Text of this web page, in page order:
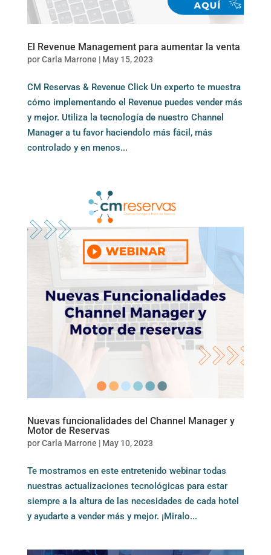
El Revenue Management para aumentar la venta
porCarla Marrone | May 15, 2023
CM Reservas & Revenue Click Un experto te muestra
cómo implementando el Revenue puedes vender más
y mejor. Utiliza la tecnología de nuestro Channel
Manager a tu favor haciendolo más fácil, más
controlado y en menos...
Nuevas funcionalidades del Channel Manager y
Motor de Reservas
porCarla Marrone | May 10, 2023
Te mostramos en este entretenido webinar todas
nuestras actualizaciones tecnológicas para estar
siempre a la altura de las necesidades de cada hotel
y ayudarte a vender más y mejor. ¡Miralo...